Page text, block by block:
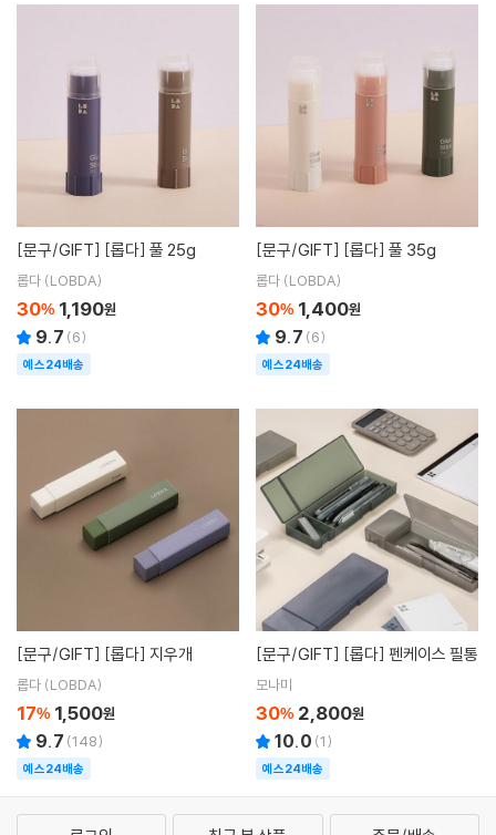
[문구/GIFT] [롭다] 풀 25g
롭다 (LOBDA)
30% 1,190원
9.7 (6)
예스24배송
[문구/GIFT] [롭다] 풀 35g
롭다 (LOBDA)
30% 1,400원
9.7 (6)
예스24배송
[문구/GIFT] [롭다] 지우개
롭다 (LOBDA)
17% 1,500원
9.7 (148)
예스24배송
[문구/GIFT] [롭다] 펜케이스 필통
모나미
30% 2,800원
10.0 (1)
예스24배송